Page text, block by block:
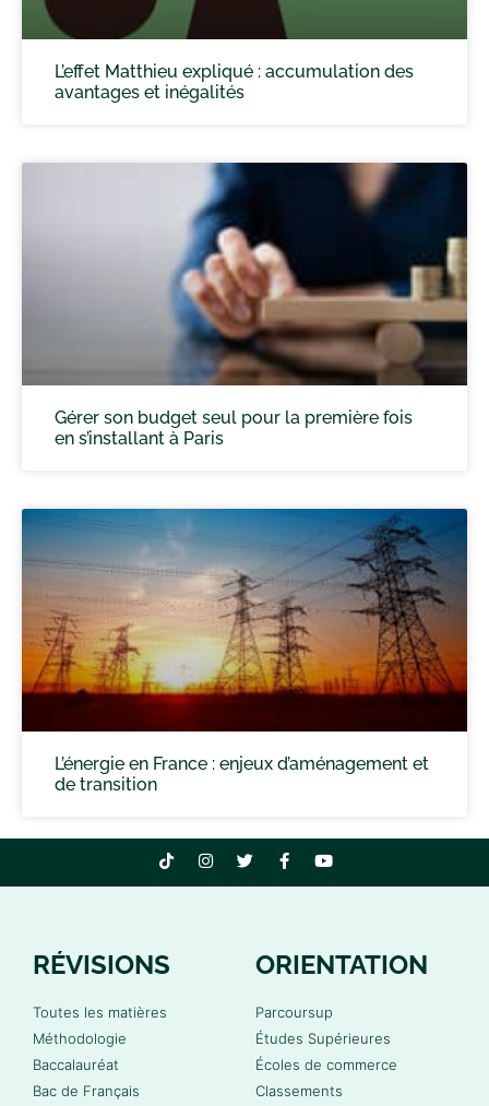
L’effet Matthieu expliqué : accumulation des
avantages et inégalités
Gérer son budget seul pour la première fois
en s’installant à Paris
L’énergie en France : enjeux d’aménagement et
de transition
RÉVISIONS
Toutes les matières
Méthodologie
Baccalauréat
Bac de Français
ORIENTATION
Parcoursup
Études Supérieures
Écoles de commerce
Classements